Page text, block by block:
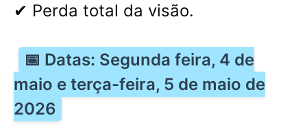
✔ Perda total da visão.
📅 Datas: Segunda feira, 4 de
maio e terça-feira, 5 de maio de
2026